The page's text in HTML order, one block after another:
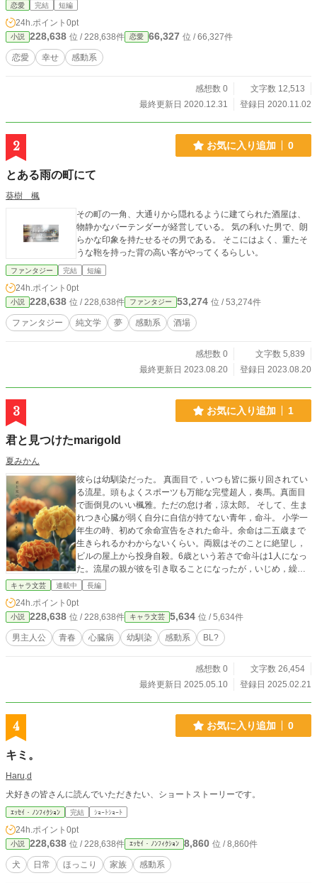
恋愛 完結 短編
24h.ポイント 0pt
小説 228,638 位 / 228,638件 恋愛 66,327 位 / 66,327件
恋愛 幸せ 感動系
感想数 0
文字数 12,513
最終更新日 2020.12.31
登録日 2020.11.02
2 お気に入り追加 0
とある雨の町にて
葵樹 楓
その町の一角、大通りから隠れるように建てられた酒屋は、
物静かなバーテンダーが経営している。 気の利いた男で、朗
らかな印象を持たせるその男である。 そこにはよく、重たそ
うな鞄を持った背の高い客がやってくるらしい。
ファンタジー 完結 短編
24h.ポイント 0pt
小説 228,638 位 / 228,638件 ファンタジー 53,274 位 / 53,274件
ファンタジー 純文学 夢 感動系 酒場
感想数 0
文字数 5,839
最終更新日 2023.08.20
登録日 2023.08.20
3 お気に入り追加 1
君と見つけたmarigold
夏みかん
彼らは幼馴染だった。 真面目で，いつも皆に振り回されてい
る流星。頭もよくスポーツも万能な完璧超人，奏馬。真面目
で面倒見のいい楓雅。ただの怠け者，涼太郎。 そして、生ま
れつき心臓が弱く自分に自信が持てない青年，命斗。 小学一
年生の時、初めて余命宣告をされた命斗。余命は二五歳まで
生きられるかわからないくらい。両親はそのことに絶望し，
ビルの屋上から投身自殺。6歳という若さで命斗は1人になっ
た。流星の親が彼を引き取ることになったが，いじめ，繰り
返す心臓発作と入院生活。命斗の心はもうすでにボロボロだ
え運命の歯車が狂っても，俺は隣にいることを選ぶよ』 どう
すれば君みたいに強くなれる？ どうすれば君の様に生きられ
る？ どうすればいつまでも君の隣にいれる…？ これはわずか
な時を生きる青年と，彼の隣で生きることを決めた青年たち
キャラ文芸 連載中 長編
24h.ポイント 0pt
小説 228,638 位 / 228,638件 キャラ文芸 5,634 位 / 5,634件
男主人公 青春 心臓病 幼馴染 感動系 BL?
感想数 0
文字数 26,454
最終更新日 2025.05.10
登録日 2025.02.21
4 お気に入り追加 0
キミ。
Haru,d
犬好きの皆さんに読んでいただきたい、ショートストーリーです。
ｴｯｾｲ・ﾉﾝﾌｨｸｼｮﾝ 完結 ｼｮｰﾄｼｮｰﾄ
24h.ポイント 0pt
小説 228,638 位 / 228,638件 ｴｯｾｲ・ﾉﾝﾌｨｸｼｮﾝ 8,860 位 / 8,860件
犬 日常 ほっこり 家族 感動系